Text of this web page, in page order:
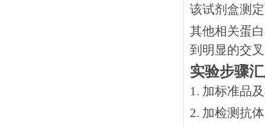
该试剂盒测
其他相关蛋
到明显的交
实验步骤
1. 加标准品
2. 加检测抗